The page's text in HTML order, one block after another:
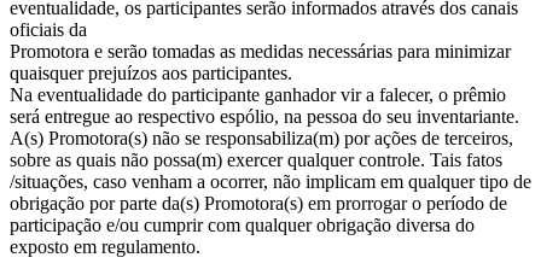
eventualidade, os participantes serão informados através dos canais
oficiais da
Promotora e serão tomadas as medidas necessárias para minimizar
quaisquer prejuízos aos participantes.
Na eventualidade do participante ganhador vir a falecer, o prêmio
será entregue ao respectivo espólio, na pessoa do seu inventariante.
A(s) Promotora(s) não se responsabiliza(m) por ações de terceiros,
sobre as quais não possa(m) exercer qualquer controle. Tais fatos
/situações, caso venham a ocorrer, não implicam em qualquer tipo de
obrigação por parte da(s) Promotora(s) em prorrogar o período de
participação e/ou cumprir com qualquer obrigação diversa do
exposto em regulamento.